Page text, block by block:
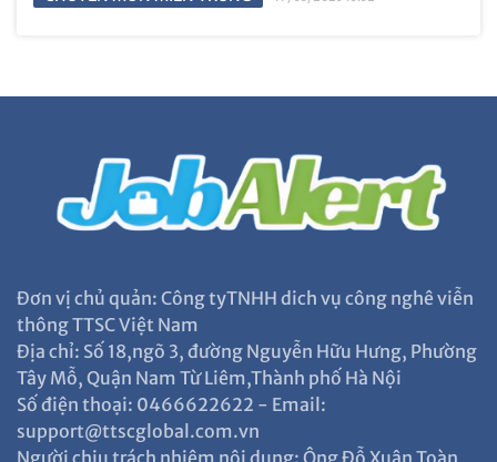
Đơn vị chủ quản: Công tyTNHH dich vụ công nghê viễn
thông TTSC Việt Nam
Địa chỉ: Số 18,ngõ 3, đường Nguyễn Hữu Hưng, Phường
Tây Mỗ, Quận Nam Từ Liêm,Thành phố Hà Nội
Số điện thoại: 0466622622 - Email:
support@ttscglobal.com.vn
Người chịu trách nhiệm nội dung: Ông Đỗ Xuân Toàn